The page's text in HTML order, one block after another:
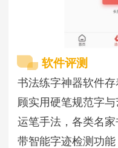
软件评测
书法练字神器软件
顾实用硬笔规范字
运笔手法，各类名
带智能字迹检测功能